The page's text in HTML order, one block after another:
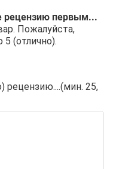
рецензию первым...
Пожалуйста,
(отлично).
рецензию....(мин. 25,